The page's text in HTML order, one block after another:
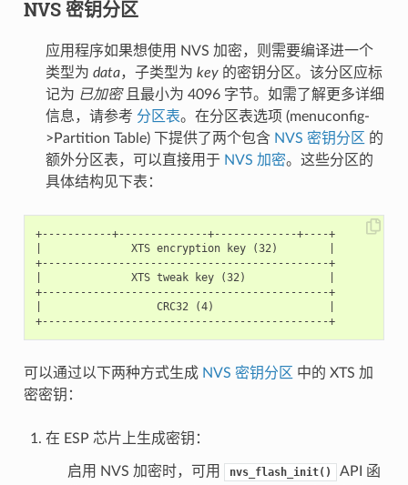
NVS 密钥分区
应用程序如果想使用 NVS 加密，则需要编译进一个
类型为 data，子类型为 key的密钥分区。该分区应标
记为 已加密且最小为 4096 字节。如需了解更多详细
信息，请参考 分区表。在分区表选项 (menuconfig-
>Partition Table) 下提供了两个包含 NVS 密钥分区 的
额外分区表，可以直接用于 NVS 加密。这些分区的
具体结构见下表：
+-----------+--------------+-------------+----+
|              XTS encryption key (32)        |
+---------------------------------------------+
|              XTS tweak key (32)             |
+---------------------------------------------+
|                  CRC32 (4)                  |
+---------------------------------------------+
可以通过以下两种方式生成 NVS 密钥分区 中的 XTS 加
密密钥：
在 ESP 芯片上生成密钥：
启用 NVS 加密时，可用 nvs_flash_init()
API 函